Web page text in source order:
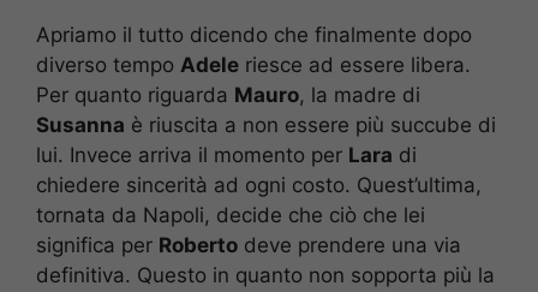
Apriamo il tutto dicendo che finalmente dopo
diverso tempo Adele riesce ad essere libera.
Per quanto riguarda Mauro, la madre di
Susanna è riuscita a non essere più succube di
lui. Invece arriva il momento per Lara di
chiedere sincerità ad ogni costo. Quest’ultima,
tornata da Napoli, decide che ciò che lei
significa per Roberto deve prendere una via
definitiva. Questo in quanto non sopporta più la